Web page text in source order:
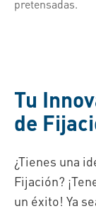
pretensadas.
Tu
de
¿Tienes una
Fijación?
un éxito! Ya